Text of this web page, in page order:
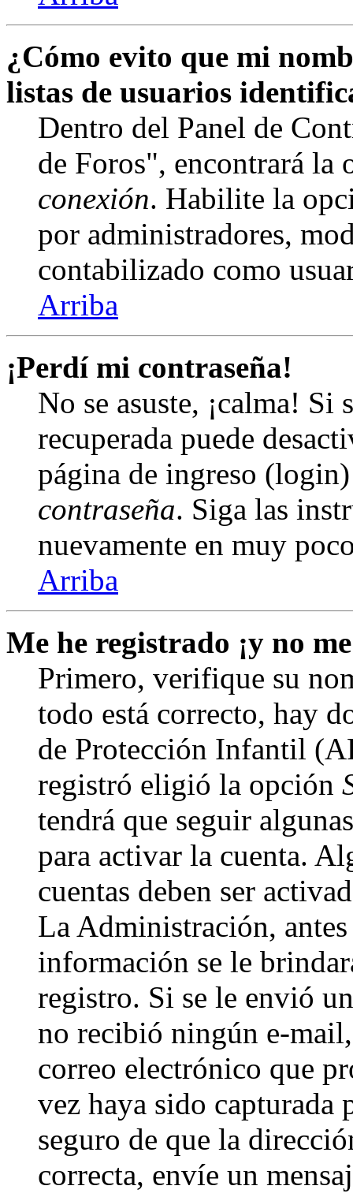
¿Cómo evito que mi
listas de usuarios
Dentro del Panel de
de Foros", encontrará la
conexión. Habilite la
por administradores,
contabilizado como
Arriba
¡Perdí mi contraseña!
No se asuste, ¡calma! Si
recuperada puede
página de ingreso
contraseña. Siga las
nuevamente en muy
Arriba
Me he registrado ¡y no
Primero, verifique su
todo está correcto, hay
de Protección Infantil
registró eligió la opción
tendrá que seguir
para activar la cuenta.
cuentas deben ser
La Administración,
información se le
registro. Si se le envió
no recibió ningún e-
correo electrónico que
vez haya sido
seguro de que la
correcta, envíe un